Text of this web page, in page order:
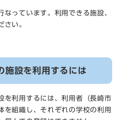
っています。利用できる施設、
さい。
施設を利用するには
を利用するには、利用者（長崎市
を組織し、それぞれの学校の利用